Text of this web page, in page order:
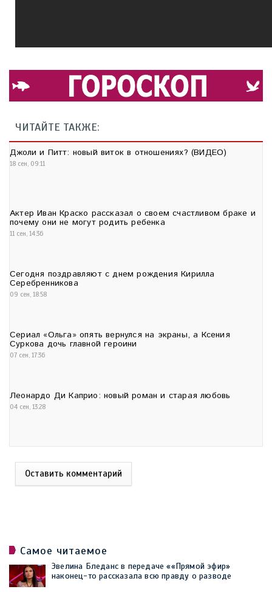
ЧИТАЙТЕ ТАКЖЕ:
Джоли и Питт: новый виток в отношениях? (ВИДЕО)
18 сен, 09:11
Актер Иван Краско рассказал о своем счастливом браке и
почему они не могут родить ребенка
11 сен, 14:36
Сегодня поздравляют с днем рождения Кирилла
Серебренникова
09 сен, 18:58
Сериал «Ольга» опять вернулся на экраны, а Ксения
Суркова дочь главной героини
07 сен, 17:36
Леонардо Ди Каприо: новый роман и старая любовь
04 сен, 13:28
Оставить комментарий
Самое читаемое
Эвелина Бледанс в передаче ««Прямой эфир»
наконец-то рассказала всю правду о разводе